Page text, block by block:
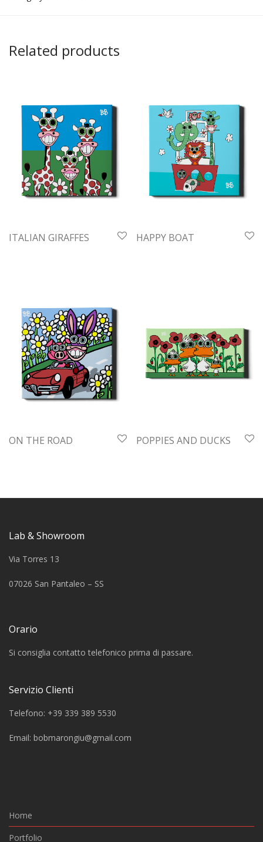
Related products
ITALIAN GIRAFFES HAPPY BOAT
ON THE ROAD POPPIES AND DUCKS
Lab & Showroom
Via Torres 13
07026 San Pantaleo – SS
Orario
Si consiglia contatto telefonico prima di passare.
Servizio Clienti
Telefono: +39 339 389 5530
Email: bobmarongiu@gmail.com
Home
Portfolio